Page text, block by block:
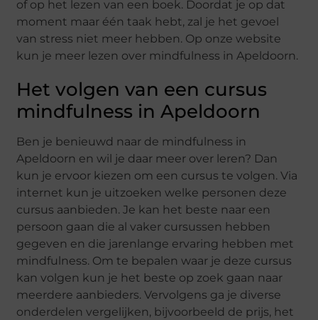
of op het lezen van een boek. Doordat je op dat
moment maar één taak hebt, zal je het gevoel
van stress niet meer hebben. Op onze website
kun je meer lezen over mindfulness in Apeldoorn.
Het volgen van een cursus
mindfulness in Apeldoorn
Ben je benieuwd naar de mindfulness in
Apeldoorn en wil je daar meer over leren? Dan
kun je ervoor kiezen om een cursus te volgen. Via
internet kun je uitzoeken welke personen deze
cursus aanbieden. Je kan het beste naar een
persoon gaan die al vaker cursussen hebben
gegeven en die jarenlange ervaring hebben met
mindfulness. Om te bepalen waar je deze cursus
kan volgen kun je het beste op zoek gaan naar
meerdere aanbieders. Vervolgens ga je diverse
onderdelen vergelijken, bijvoorbeeld de prijs, het